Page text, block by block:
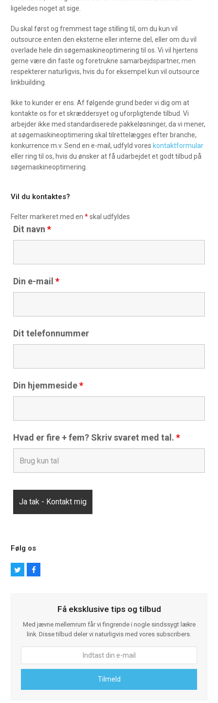
ligeledes noget at sige.
Du skal først og fremmest tage stilling til, om du kun vil
outsource enten den eksterne eller interne del, eller om du vil
overlade hele din søgemaskineoptimering til os. Vi vil hjertens
gerne være din faste og foretrukne samarbejdspartner, men
respekterer naturligvis, hvis du for eksempel kun vil outsource
linkbuilding.
Ikke to kunder er ens. Af følgende grund beder vi dig om at
kontakte os for et skræddersyet og uforpligtende tilbud. Vi
arbejder ikke med standardiserede pakkeløsninger, da vi mener,
at søgemaskineoptimering skal tilrettelægges efter branche,
konkurrence m.v. Send en e-mail, udfyld vores kontaktformular
eller ring til os, hvis du ønsker at få udarbejdet et godt tilbud på
søgemaskineoptimering.
Vil du kontaktes?
Felter markeret med en*skal udfyldes
Dit navn*
Din e-mail*
Dit telefonnummer
Din hjemmeside*
Hvad er fire + fem? Skriv svaret med tal.*
Følg os
T
F
k
Få eksklusive tips og tilbud
Med jævne mellemrum får vi fingrende i nogle sindssygt lækre
link. Disse tilbud deler vi naturligvis med vores subscribers.
din
Tilmeld